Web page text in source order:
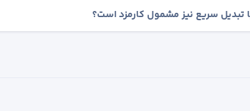
تبدیل سریع نیز مشمول کارمزد است؟